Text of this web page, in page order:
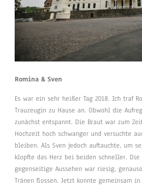
Romina & Sven
Es war ein sehr heißer Tag 2018. Ich traf
Trauzeugin zu Hause an. Obwohl die
zunächst entspannt. Die Braut war zum
Hochzeit hoch schwanger und versuchte
bleiben. Als Sven jedoch auftauchte, um
klopfte das Herz bei beiden schneller. Die
gegenseitige Aussehen war riesig,
Tränen flossen. Jetzt konnte gemeinsam